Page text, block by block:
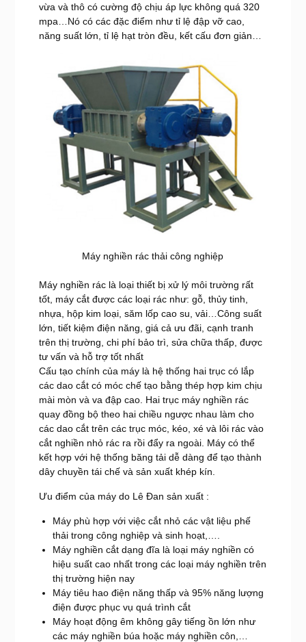
vừa và thô có cường độ chịu áp lực không quá 320
mpa…Nó có các đặc điểm như tỉ lệ đập vỡ cao,
năng suất lớn, tỉ lệ hạt tròn đều, kết cấu đơn giản…
Máy nghiền rác thải công nghiệp
Máy nghiền rác là loại thiết bị xử lý môi trường rất
tốt, máy cắt được các loại rác như: gỗ, thủy tinh,
nhựa, hộp kim loại, săm lốp cao su, vải…Công suất
lớn, tiết kiệm điện năng, giá cả ưu đãi, cạnh tranh
trên thị trường, chi phí bảo trì, sửa chữa thấp, được
tư vấn và hỗ trợ tốt nhất
Cấu tạo chính của máy là hệ thống hai trục có lắp
các dao cắt có móc chế tạo bằng thép hợp kim chịu
mài mòn và va đập cao. Hai trục máy nghiền rác
quay đồng bộ theo hai chiều ngược nhau làm cho
các dao cắt trên các trục móc, kéo, xé và lôi rác vào
cắt nghiền nhỏ rác ra rồi đẩy ra ngoài. Máy có thể
kết hợp với hệ thống băng tải dễ dàng để tạo thành
dây chuyền tái chế và sản xuất khép kín.
Ưu điểm của máy do Lê Đan sản xuất :
Máy phù hợp với việc cắt nhỏ các vật liệu phế
thải trong công nghiệp và sinh hoạt,….
Máy nghiền cắt dạng đĩa là loại máy nghiền có
hiệu suất cao nhất trong các loại máy nghiền trên
thị trường hiện nay
Máy tiêu hao điện năng thấp và 95% năng lượng
điện được phục vụ quá trình cắt
Máy hoạt động êm không gây tiếng ồn lớn như
các máy nghiền búa hoặc máy nghiền côn,…